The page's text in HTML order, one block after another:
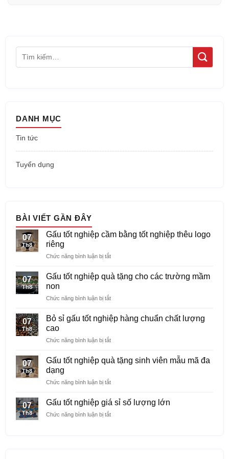
DANH MỤC
Tin tức
Tuyển dụng
BÀI VIẾT GẦN ĐÂY
07
Th8
Gấu tốt nghiệp cầm bằng tốt nghiệp thêu logo
riêng
Chức năng bình luận bị tắtở
tốt
nghiệp
bằng
nghiệp
riêng
07
Th8
Gấu tốt nghiệp quà tặng cho các trường mầm
non
Chức năng bình luận bị tắtở
tốt
nghiệp
tặng
các
non
07
Th8
Bỏ sỉ gấu tốt nghiệp hàng chuẩn chất lượng
cao
Chức năng bình luận bị tắtở
sỉ
nghiệp
chuẩn
lượng
07
Th8
Gấu tốt nghiệp quà tặng sinh viên mẫu mã đa
dạng
Chức năng bình luận bị tắtở
tốt
quà
07
Th8
Gấu tốt nghiệp giá sỉ số lượng lớn
Chức năng bình luận bị tắtở